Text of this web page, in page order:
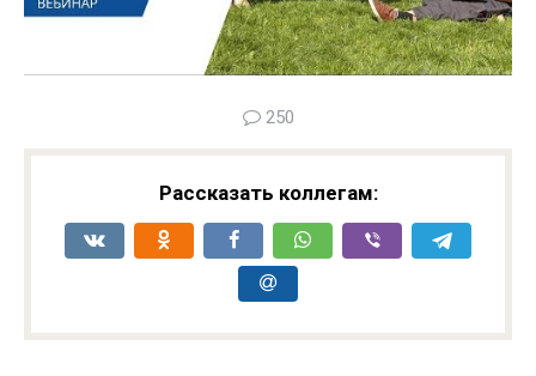
250
Рассказать коллегам: